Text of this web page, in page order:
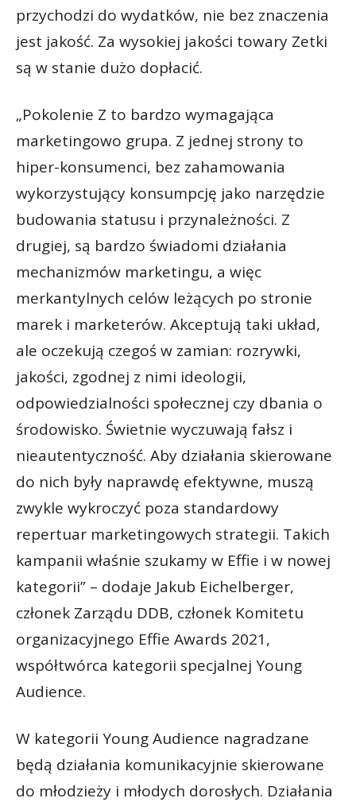
przychodzi do wydatków, nie bez znaczenia
jest jakość. Za wysokiej jakości towary Zetki
są w stanie dużo dopłacić.
„Pokolenie Z to bardzo wymagająca
marketingowo grupa. Z jednej strony to
hiper-konsumenci, bez zahamowania
wykorzystujący konsumpcję jako narzędzie
budowania statusu i przynależności. Z
drugiej, są bardzo świadomi działania
mechanizmów marketingu, a więc
merkantylnych celów leżących po stronie
marek i marketerów. Akceptują taki układ,
ale oczekują czegoś w zamian: rozrywki,
jakości, zgodnej z nimi ideologii,
odpowiedzialności społecznej czy dbania o
środowisko. Świetnie wyczuwają fałsz i
nieautentyczność. Aby działania skierowane
do nich były naprawdę efektywne, muszą
zwykle wykroczyć poza standardowy
repertuar marketingowych strategii. Takich
kampanii właśnie szukamy w Effie i w nowej
kategorii” – dodaje Jakub Eichelberger,
członek Zarządu DDB, członek Komitetu
organizacyjnego Effie Awards 2021,
współtwórca kategorii specjalnej Young
Audience.
W kategorii Young Audience nagradzane
będą działania komunikacyjnie skierowane
do młodzieży i młodych dorosłych. Działania